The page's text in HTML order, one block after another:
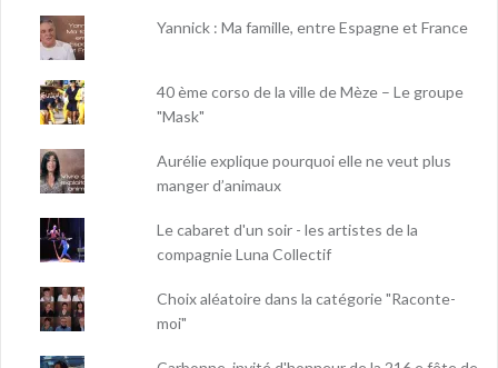
Yannick : Ma famille, entre Espagne et France
40 ème corso de la ville de Mèze – Le groupe
"Mask"
Aurélie explique pourquoi elle ne veut plus
manger d’animaux
Le cabaret d'un soir - les artistes de la
compagnie Luna Collectif
Choix aléatoire dans la catégorie "Raconte-
moi"